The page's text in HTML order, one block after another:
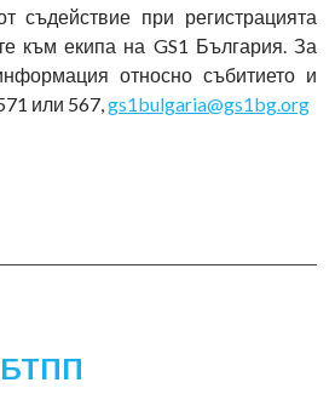
съдействие при регистрацията
към екипа на GS1 България. За
относно събитието и
или 567,gs1bulgaria@gs1bg.org